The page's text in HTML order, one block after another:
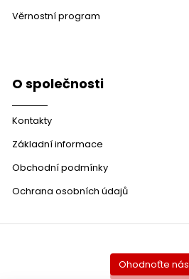
Věrnostní program
O společnosti
Kontakty
Základní informace
Obchodní podmínky
Ochrana osobních údajů
Ohodnoťte nás